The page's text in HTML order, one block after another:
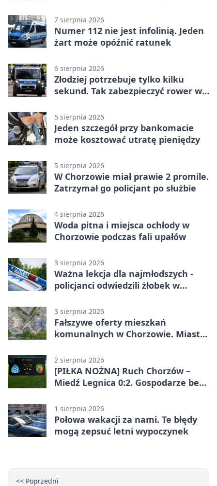
7 sierpnia 2026
Numer 112 nie jest infolinią. Jeden
żart może opóźnić ratunek
6 sierpnia 2026
Złodziej potrzebuje tylko kilku
sekund. Tak zabezpieczyć rower w
5 sierpnia 2026
Jeden szczegół przy bankomacie
może kosztować utratę pieniędzy
5 sierpnia 2026
W Chorzowie miał prawie 2 promile.
Zatrzymał go policjant po służbie
4 sierpnia 2026
Woda pitna i miejsca ochłody w
Chorzowie podczas fali upałów
3 sierpnia 2026
Ważna lekcja dla najmłodszych -
policjanci odwiedzili żłobek w
3 sierpnia 2026
Fałszywe oferty mieszkań
komunalnych w Chorzowie. Miasto
2 sierpnia 2026
[PIŁKA NOŻNA] Ruch Chorzów –
Miedź Legnica 0:2. Gospodarze bez
1 sierpnia 2026
Połowa wakacji za nami. Te błędy
mogą zepsuć letni wypoczynek
<< Poprzedni